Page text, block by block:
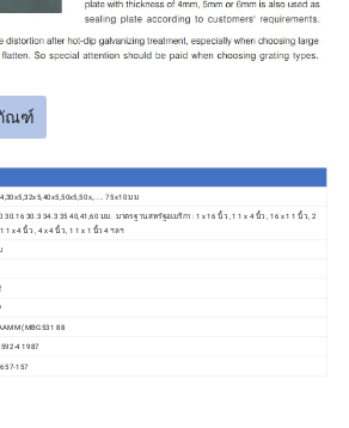
ณฑ์
75x10 มม
30.16 30.3 34.3 35 40,41,60 มม . มาตรฐานสหรัฐอเมริกา : 1 x 16 นิ้ว , 1 1 x 4 นิ้ว , 16 x 1 1 นิ้ว , 2
1 x 4 นิ้ว , 4 x 4 นิ้ว , 1 1 x 1 นิ้ว 4 ฯลฯ
(MBG531 88
4 1987
157